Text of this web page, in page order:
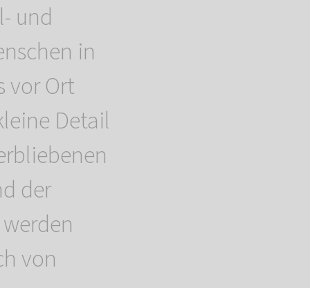
und
in
vor Ort
Detail
der
von